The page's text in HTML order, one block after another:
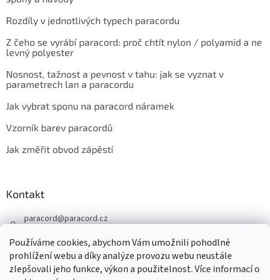
Používáme cookies, abychom Vám umožnili pohodlné
prohlížení webu a díky analýze provozu webu neustále
zlepšovali jeho funkce, výkon a použitelnost. Více informací o
Rozdíly v jednotlivých typech paracordu
Z čeho se vyrábí paracord: proč chtít nylon / polyamid a ne
levný polyester
Nosnost, tažnost a pevnost v tahu: jak se vyznat v
parametrech lan a paracordu
Jak vybrat sponu na paracord náramek
Vzorník barev paracordů
Jak změřit obvod zápěstí
Kontakt
paracord@paracord.cz
+420 603 230 467
Sledujte nás také na facebooku
paracord.cz